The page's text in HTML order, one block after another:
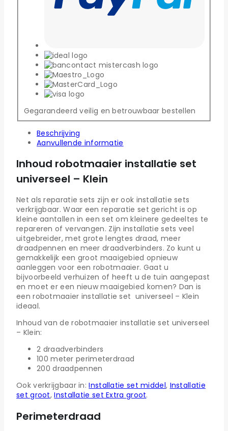
Gegarandeerd veilig en betrouwbaar bestellen
Beschrijving
Aanvullende informatie
Inhoud robotmaaier installatie set
universeel – Klein
Net als reparatie sets zijn er ook installatie sets
verkrijgbaar. Waar een reparatie set gericht is op
kleine aantallen in een set om kleinere gedeeltes te
repareren of vervangen. Zijn installatie sets veel
uitgebreider, met grote lengtes draad, meer
draadpennen en meer draadverbinders. Zo kunt u
gemakkelijk een groot maaigebied opnieuw
aanleggen voor een robotmaaier. Gaat u
bijvoorbeeld verhuizen of heeft u de tuin aangepast
en moet er een nieuw maaigebied komen? Dan is
een robotmaaier installatie set universeel – Klein
ideaal.
Inhoud van de robotmaaier installatie set universeel
– Klein:
2 draadverbinders
100 meter perimeterdraad
200 draadpennen
Ook verkrijgbaar in:Installatie set middel, Installatie
set groot,Installatie set Extra groot.
Perimeterdraad